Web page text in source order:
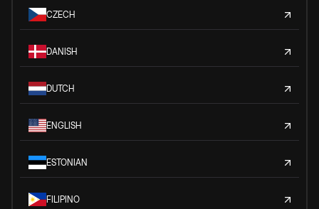
CZECH
DANISH
DUTCH
ENGLISH
ESTONIAN
FILIPINO